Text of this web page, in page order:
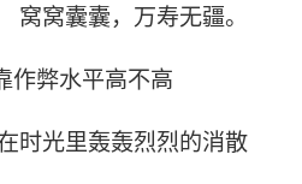
窝窝囊囊，万寿无疆。
作弊水平高不高
时光里轰轰烈烈的消散